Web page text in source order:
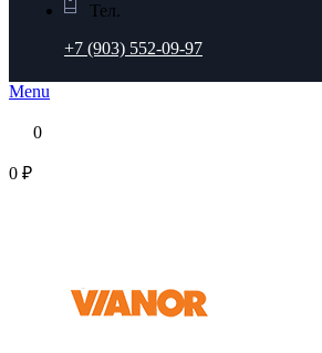
Тел.
+7 (903) 552-09-97
Menu
0
0 ₽